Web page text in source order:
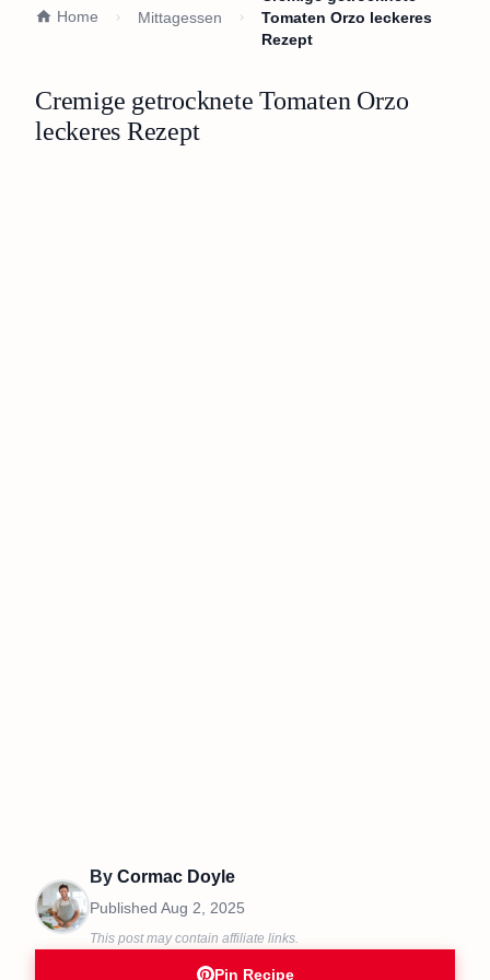
Home Mittagessen
Tomaten Orzo leckeres
Rezept
Cremige getrocknete Tomaten Orzo
leckeres Rezept
By Cormac Doyle
Published Aug 2, 2025
This post may contain affiliate links.
Pin Recipe